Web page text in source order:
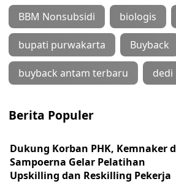
BBM Nonsubsidi biologis
bupati purwakarta Buyback
buyback antam terbaru dedi
Berita Populer
Dukung Korban PHK, Kemnaker
Sampoerna Gelar Pelatihan
Upskilling dan Reskilling Pekerja